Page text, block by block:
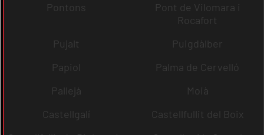
Pontons
Pont de Vilomara i
Rocafort
Pujalt
Puigdàlber
Papiol
Palma de Cervelló
Pallejà
Moià
Castellgalí
Castellfullit del Boix